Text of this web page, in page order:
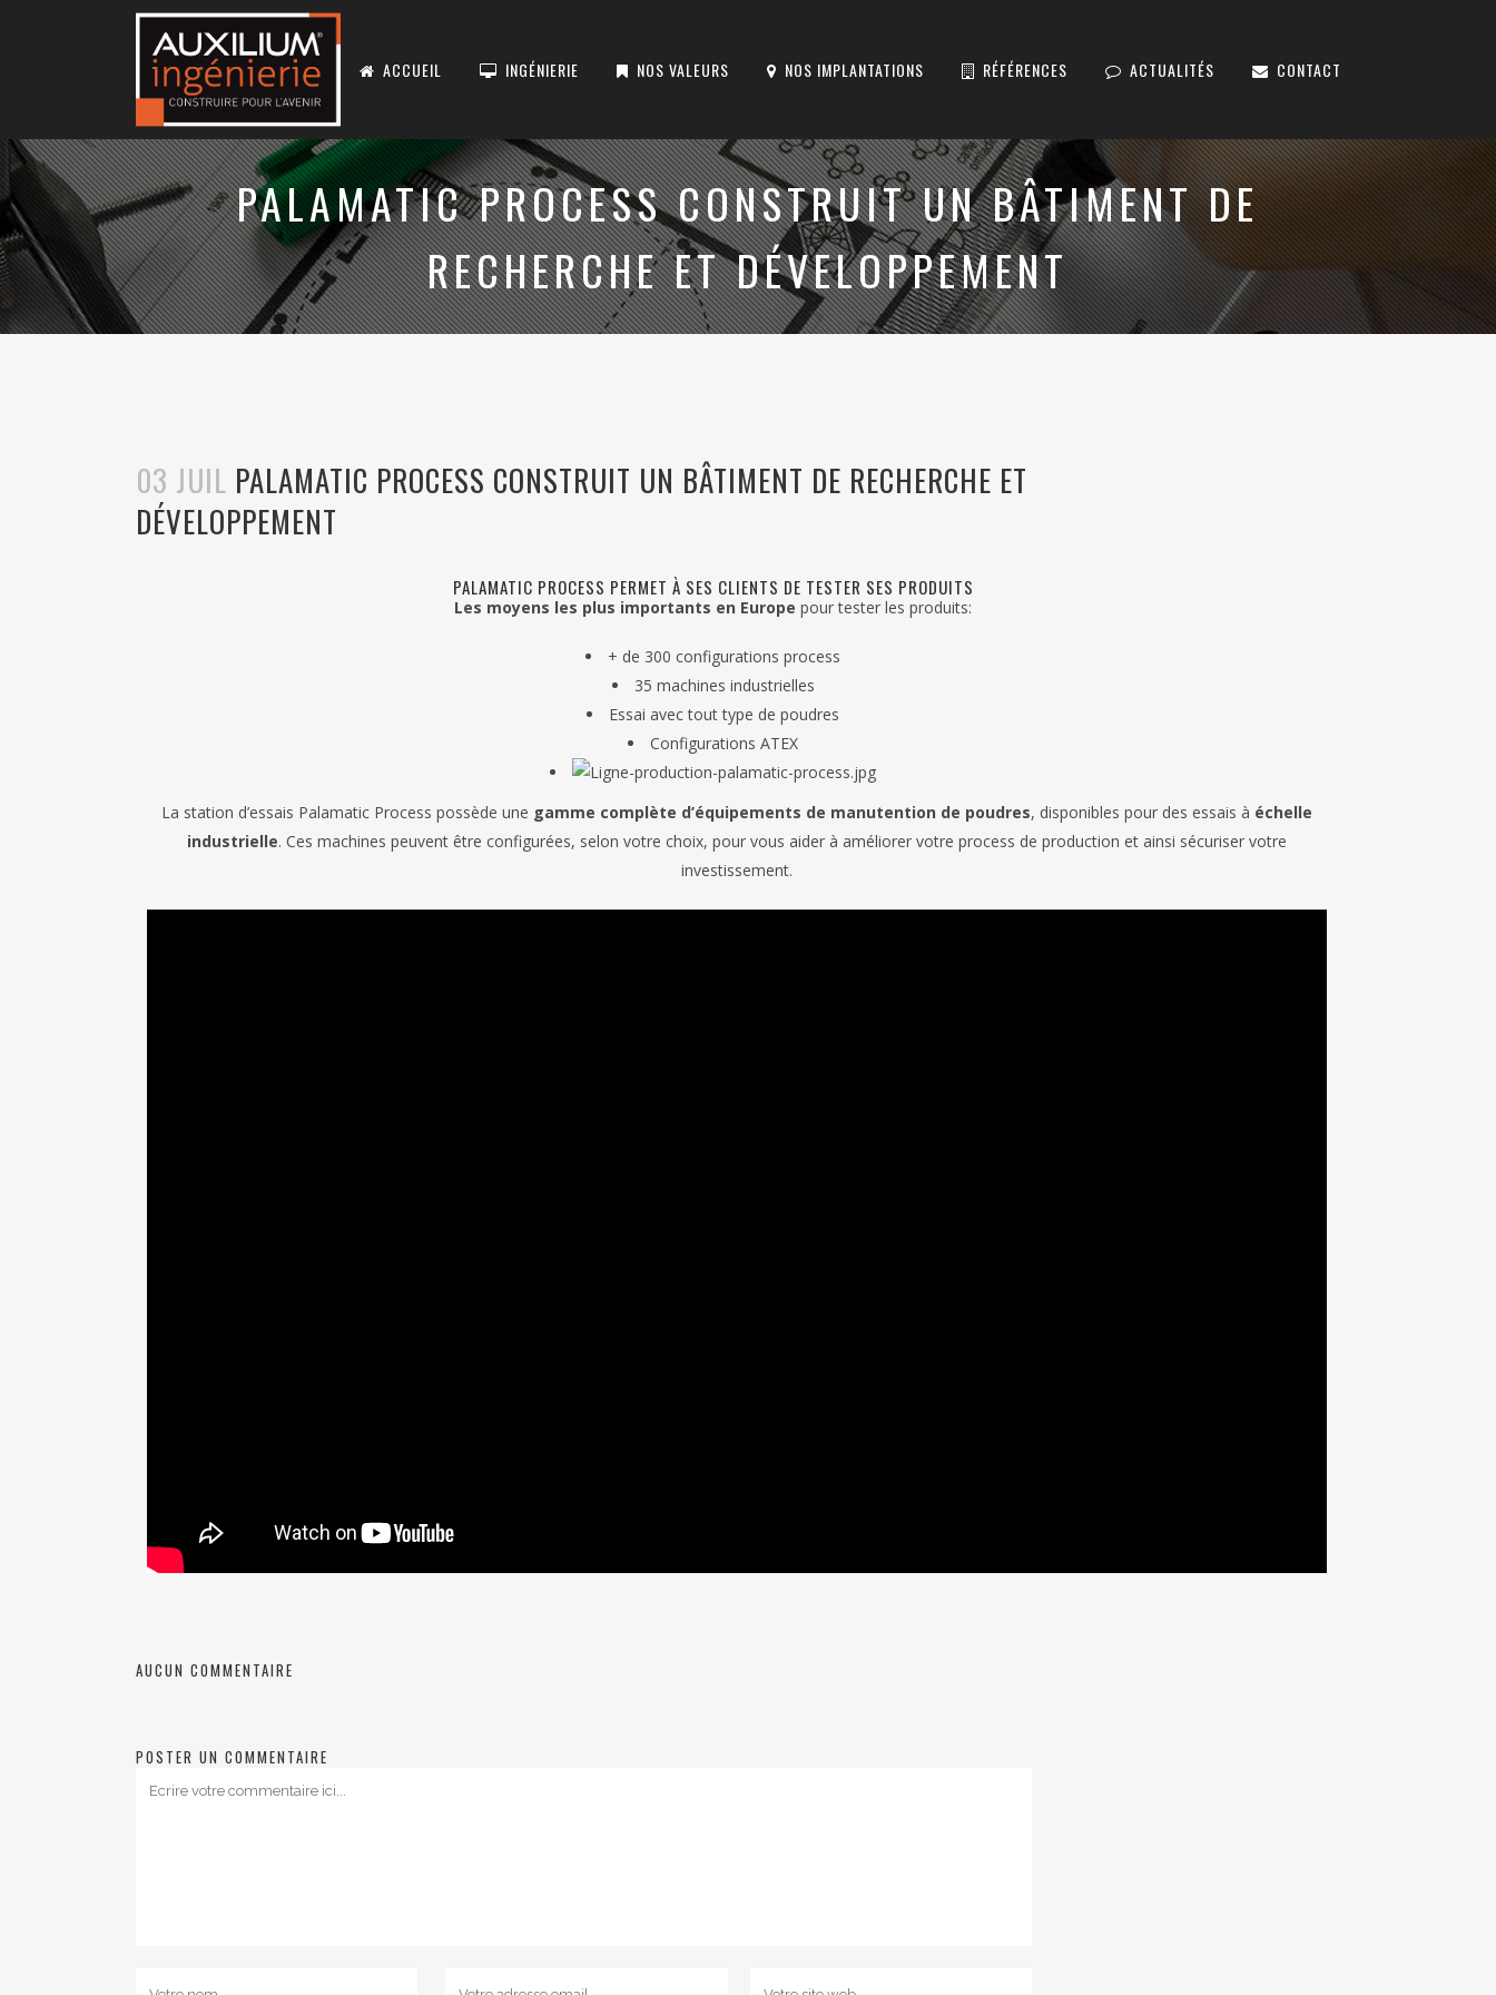
ACCUEIL INGÉNIERIE NOS VALEURS NOS IMPLANTATIONS RÉFÉRENCES ACTUALITÉS CONTACT
PALAMATIC PROCESS CONSTRUIT UN BÂTIMENT DE
RECHERCHE ET DÉVELOPPEMENT
03 JUIL PALAMATIC PROCESS CONSTRUIT UN BÂTIMENT DE RECHERCHE ET
DÉVELOPPEMENT
PALAMATIC PROCESS PERMET À SES CLIENTS DE TESTER SES PRODUITS
Les moyens les plus importants en Europe pour tester les produits:
+ de 300 configurations process
35 machines industrielles
Essai avec tout type de poudres
Configurations ATEX
La station d’essais Palamatic Process possède une gamme complète d’équipements de manutention de poudres, disponibles pour des essais à échelle
industrielle. Ces machines peuvent être configurées, selon votre choix, pour vous aider à améliorer votre process de production et ainsi sécuriser votre
investissement.
AUCUN COMMENTAIRE
POSTER UN COMMENTAIRE